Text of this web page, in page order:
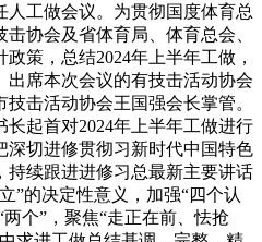
工做会议。为贯彻国度体育总
协会及省体育局、体育总会、
策，总结2024年上半年工做，
出席本次会议的有技击活动协会
击活动协会王国强会长掌管。
起首对2024年上半年工做进行
深切进修贯彻习新时代中国特色
持续跟进进修习总最新主要讲话
”的决定性意义，加强“四个认
个”，聚焦“走正在前、怯抢